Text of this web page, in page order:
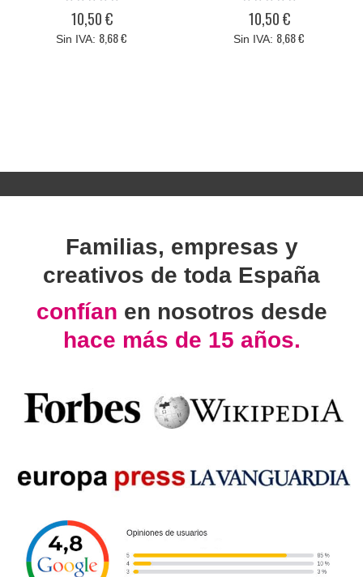
10,50 €
8,68 €
10,50 €
8,68 €
Familias, empresas y
creativos de toda España
confían en nosotros desde
hace más de 15 años.